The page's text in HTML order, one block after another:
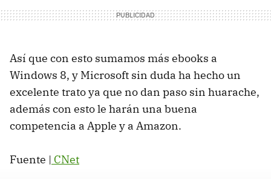
Así que con esto sumamos más ebooks a
Windows 8, y Microsoft sin duda ha hecho un
excelente trato ya que no dan paso sin huarache,
además con esto le harán una buena
competencia a Apple y a Amazon.
Fuente | CNet